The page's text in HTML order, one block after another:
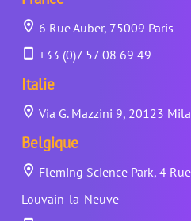
6 Rue Auber, 75009 Paris
+33 (0)7 57 08 69 49
Italie
Via G. Mazzini 9, 20123
Belgique
Fleming Science Park, 4
Louvain-la-Neuve